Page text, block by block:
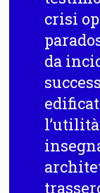
crisi
da